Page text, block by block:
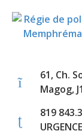
61, Ch.
Magog,
819